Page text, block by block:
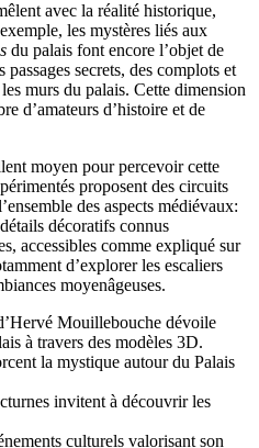
avec la réalité historique,
les mystères liés aux
du palais font encore l’objet de
secrets, des complots et
murs du palais. Cette dimension
d’amateurs d’histoire et de
moyen pour percevoir cette
proposent des circuits
des aspects médiévaux:
décoratifs connus
accessibles comme expliqué sur
d’explorer les escaliers
moyenâgeuses.
Mouillebouche dévoile
à travers des modèles 3D.
la mystique autour du Palais
invitent à découvrir les
culturels valorisant son